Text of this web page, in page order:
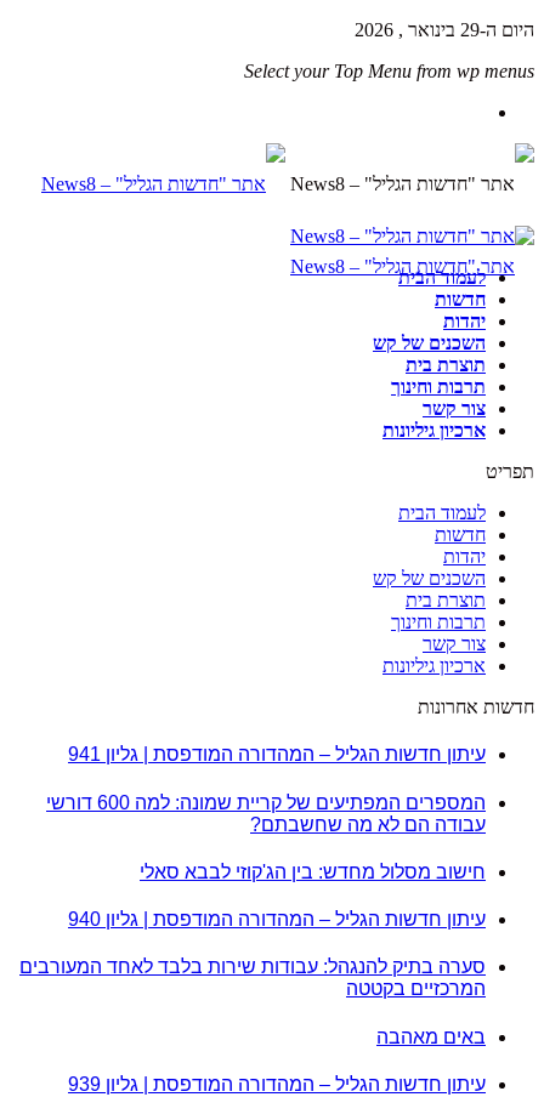
היום ה-29 בינואר , 2026
Select your Top Menu from wp menus
לעמוד הבית
חדשות
יהדות
השכנים של קש
תוצרת בית
תרבות וחינוך
צור קשר
ארכיון גיליונות
תפריט
לעמוד הבית
חדשות
יהדות
השכנים של קש
תוצרת בית
תרבות וחינוך
צור קשר
ארכיון גיליונות
חדשות אחרונות
עיתון חדשות הגליל – המהדורה המודפסת | גליון 941
המספרים המפתיעים של קריית שמונה: למה 600 דורשי
עבודה הם לא מה שחשבתם?
חישוב מסלול מחדש: בין הג'קוזי לבבא סאלי
עיתון חדשות הגליל – המהדורה המודפסת | גליון 940
סערה בתיק להנגהל: עבודות שירות בלבד לאחד המעורבים
המרכזיים בקטטה
באים מאהבה
עיתון חדשות הגליל – המהדורה המודפסת | גליון 939